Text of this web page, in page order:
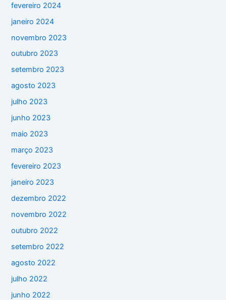
fevereiro 2024
janeiro 2024
novembro 2023
outubro 2023
setembro 2023
agosto 2023
julho 2023
junho 2023
maio 2023
março 2023
fevereiro 2023
janeiro 2023
dezembro 2022
novembro 2022
outubro 2022
setembro 2022
agosto 2022
julho 2022
junho 2022